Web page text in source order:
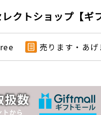
クトショップ【ギ
売ります・あげ